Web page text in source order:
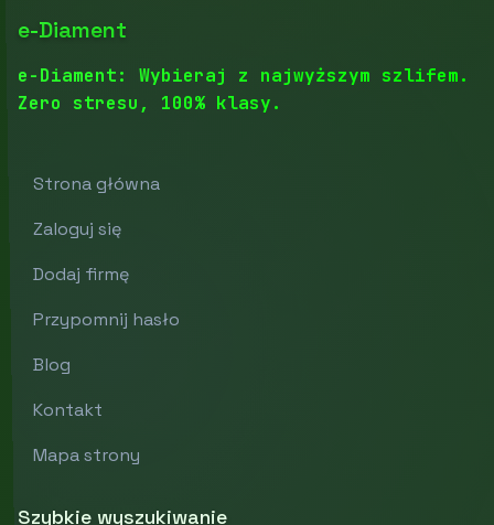
e-Diament
e-Diament: Wybieraj z najwyższym szlifem.
Zero stresu, 100% klasy.
Strona główna
Zaloguj się
Dodaj firmę
Przypomnij hasło
Blog
Kontakt
Mapa strony
Szybkie wyszukiwanie